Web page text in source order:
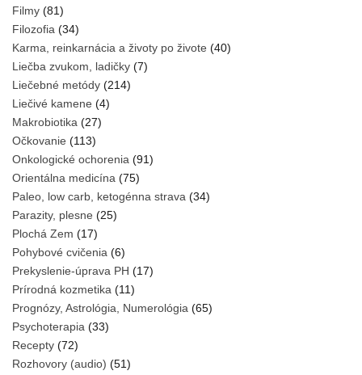
Filmy (81)
Filozofia (34)
Karma, reinkarnácia a životy po živote (40)
Liečba zvukom, ladičky (7)
Liečebné metódy (214)
Liečivé kamene (4)
Makrobiotika (27)
Očkovanie (113)
Onkologické ochorenia (91)
Orientálna medicína (75)
Paleo, low carb, ketogénna strava (34)
Parazity, plesne (25)
Plochá Zem (17)
Pohybové cvičenia (6)
Prekyslenie-úprava PH (17)
Prírodná kozmetika (11)
Prognózy, Astrológia, Numerológia (65)
Psychoterapia (33)
Recepty (72)
Rozhovory (audio) (51)